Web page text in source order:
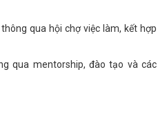
qua hội chợ việc làm, kết hợp
qua mentorship, đào tạo và các